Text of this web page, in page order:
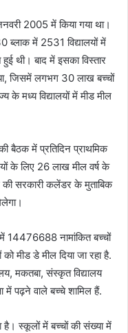
2005 में किया गया था।
में 2531 विद्यालयों में
थी। बाद में इसका विस्तार
जिसमें लगभग 30 लाख बच्चों
के मध्य विद्यालयों में मीड मील
बैठक में प्रतिदिन प्राथमिक
के लिए 26 लाख मील वर्ष के
की सरकारी कलेंडर के मुताबिक
14476688 नामांकित बच्चों
मीड डे मील दिया जा रहा है.
मकतबा, संस्कृत विद्यालय
में पढ़ने वाले बच्चे शामिल हैं.
है। स्कूलों में बच्चों की संख्या में